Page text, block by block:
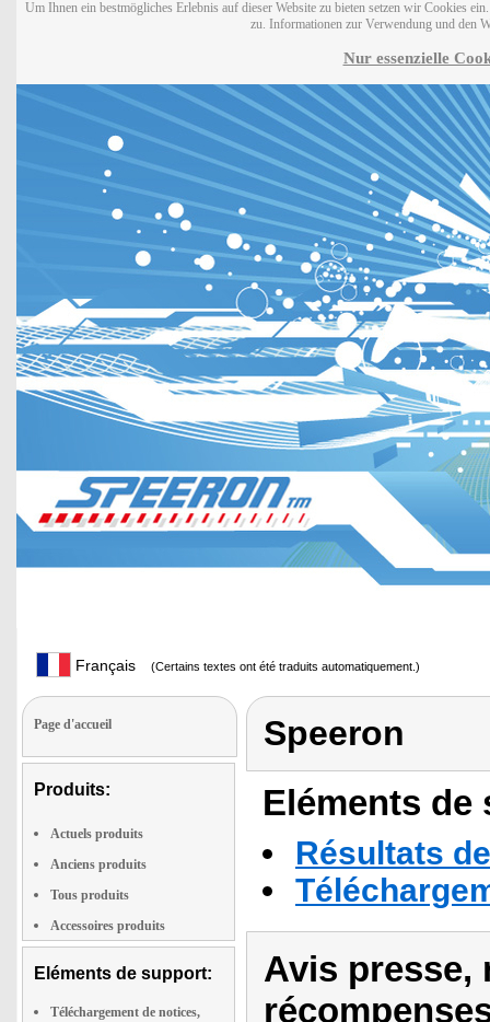
Um Ihnen ein bestmögliches Erlebnis auf dieser Website zu bieten setzen wir Cookies
zu. Informationen zur Verwendung und den
Nur essenzielle
Français (Certains textes ont été traduits automatiquement.)
Page d'accueil
Produits:
Actuels produits
Anciens produits
Tous produits
Accessoires produits
Eléments de support:
Téléchargement de notices,
Speeron
Eléments
Résultats
Avis presse,